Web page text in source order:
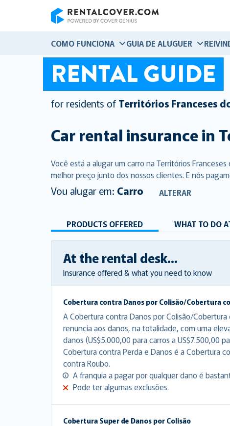
COMO FUNCIONA GUIA DE ALUGUER
RENTAL GUIDE
for residents of Territórios Franceses
Car rental insurance in
Você está a alugar um carro na Territórios
melhor preço junto dos nossos clientes. E nós
Vou alugar em: Carro ALTERAR
PRODUCTS OFFERED WHAT TO DO
At the rental desk...
Insurance offered & what you need to know
Cobertura contra Danos por Colisão/Cobertura
A Cobertura contra Danos por Colisão/
renuncia aos danos, na totalidade, com uma
danos (US$5.000,00 para carros a US$7.500,00
Cobertura contra Perda e Danos é a Cobertura
contra Roubo.
A franquia a pagar por qualquer dano é
Pode ter algumas exclusões.
Cobertura Super de Danos por Colisão